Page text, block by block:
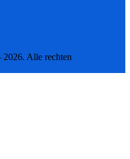
Alle rechten